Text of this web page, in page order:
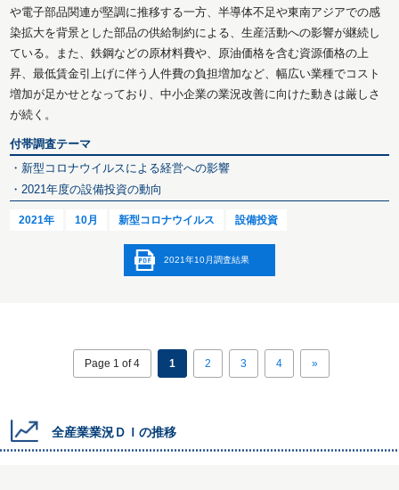
や電子部品関連が堅調に推移する一方、半導体不足や東南アジアでの感
染拡大を背景とした部品の供給制約による、生産活動への影響が継続し
ている。また、鉄鋼などの原材料費や、原油価格を含む資源価格の上
昇、最低賃金引上げに伴う人件費の負担増加など、幅広い業種でコスト
増加が足かせとなっており、中小企業の業況改善に向けた動きは厳しさ
が続く。
付帯調査テーマ
・新型コロナウイルスによる経営への影響
・2021年度の設備投資の動向
2021年 10月 新型コロナウイルス 設備投資
2021年10月調査結果
Page 1 of 4 1 2 3 4 »
全産業業況ＤＩの推移